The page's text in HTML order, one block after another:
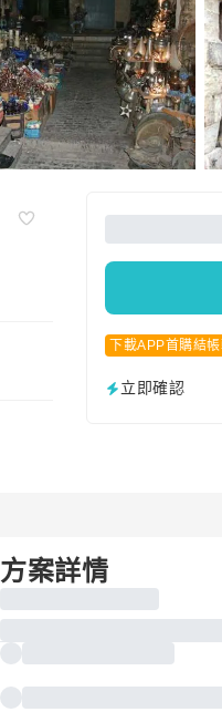
下載APP首購結
立即確認
方案詳情